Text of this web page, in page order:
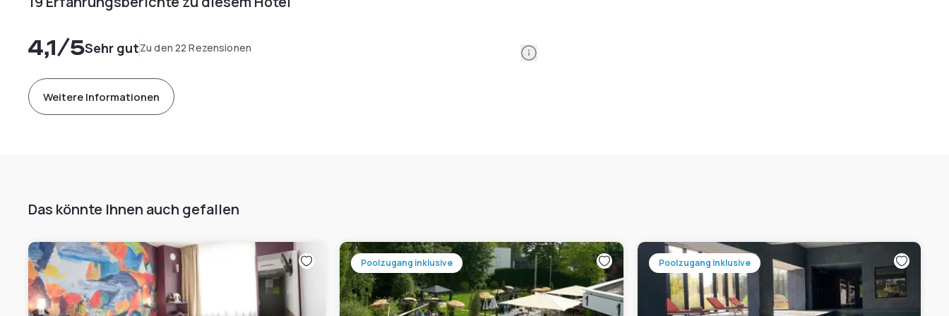
4,1/5Sehr gutZu den 22 Rezensionen Information
Weitere Informationen
Das könnte Ihnen auch gefallen
Poolzugang inklusive Poolzugang inklusive